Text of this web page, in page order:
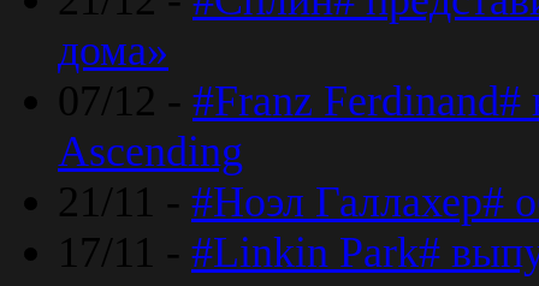
дома»
07/12 - #Franz
Ascending
21/11 - #Ноэл Галлахер#
17/11 - #Linkin Park#